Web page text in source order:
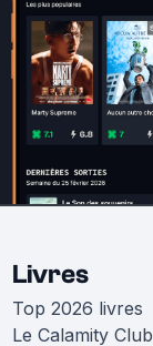
Livres
Top 2026 livres
Le Calamity Club